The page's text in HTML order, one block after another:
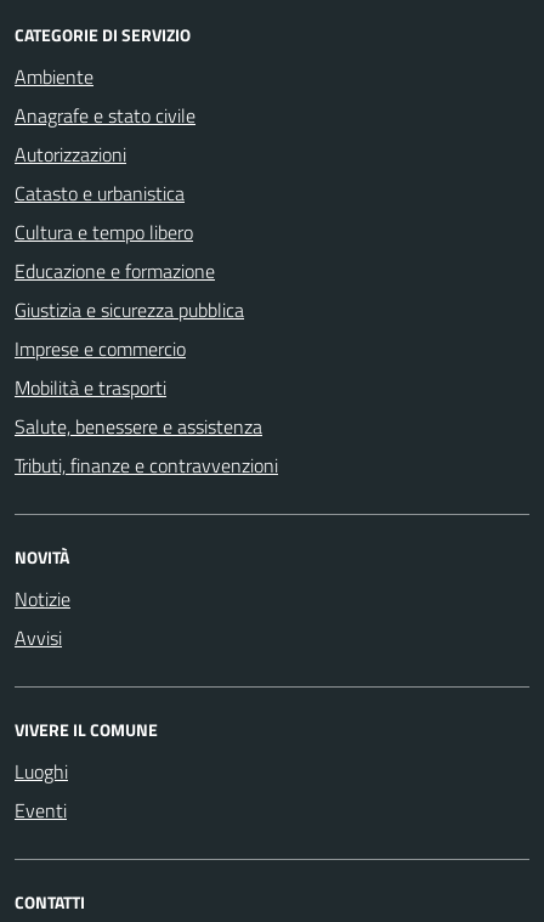
CATEGORIE DI SERVIZIO
Ambiente
Anagrafe e stato civile
Autorizzazioni
Catasto e urbanistica
Cultura e tempo libero
Educazione e formazione
Giustizia e sicurezza pubblica
Imprese e commercio
Mobilità e trasporti
Salute, benessere e assistenza
Tributi, finanze e contravvenzioni
NOVITÀ
Notizie
Avvisi
VIVERE IL COMUNE
Luoghi
Eventi
CONTATTI